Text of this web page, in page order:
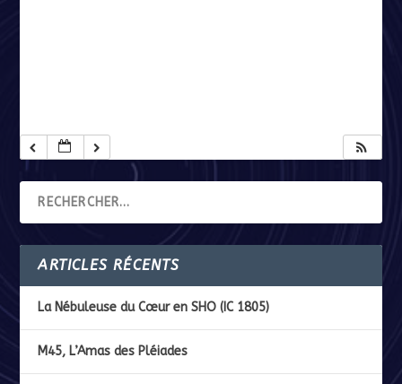
ARTICLES RÉCENTS
La Nébuleuse du Cœur en SHO (IC 1805)
M45, L’Amas des Pléiades